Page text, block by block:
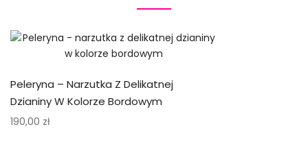
Peleryna – Narzutka Z Delikatnej
Dzianiny W Kolorze Bordowym
190,00 zł